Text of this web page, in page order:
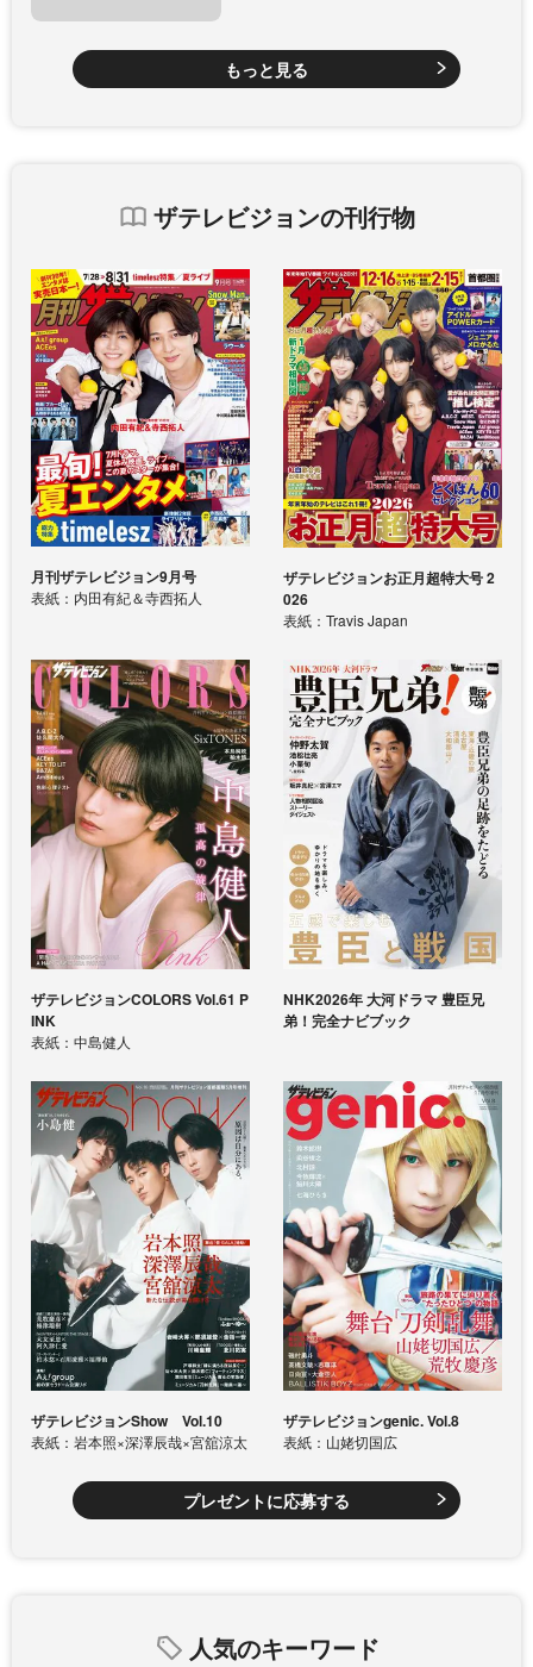
もっと見る
ザテレビジョンの刊行物
月刊ザテレビジョン9月号
表紙：内田有紀＆寺西拓人
ザテレビジョンお正月超特大号 2
026
表紙：Travis Japan
ザテレビジョンCOLORS Vol.61 P
INK
表紙：中島健人
NHK2026年 大河ドラマ 豊臣兄
弟！完全ナビブック
ザテレビジョンShow Vol.10
表紙：岩本照×深澤辰哉×宮舘涼太
ザテレビジョンgenic. Vol.8
表紙：山姥切国広
プレゼントに応募する
人気のキーワード